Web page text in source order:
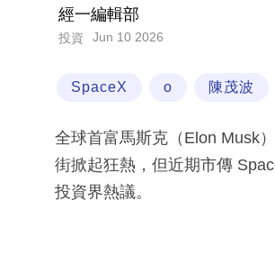
經一編輯部
投資 Jun 10 2026
SpaceX o 陳茂波
全球首富馬斯克（Elon Musk
街掀起狂熱，但近期市傳
投資界熱議。